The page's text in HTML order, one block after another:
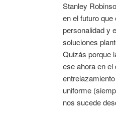
Stanley
en el futuro
personalidad y
soluciones
Quizás porque
ese ahora en
uniforme
nos sucede